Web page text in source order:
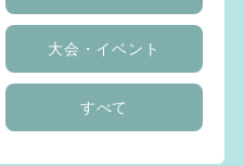
大会・イベント
すべて